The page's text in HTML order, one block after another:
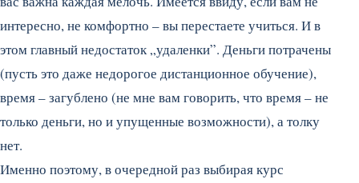
интересно, не комфортно – вы перестаете учиться. И в
этом главный недостаток „удаленки”. Деньги потрачены
(пусть это даже недорогое дистанционное обучение),
время – загублено (не мне вам говорить, что время – не
только деньги, но и упущенные возможности), а толку
нет.
Именно поэтому, в очередной раз выбирая курс